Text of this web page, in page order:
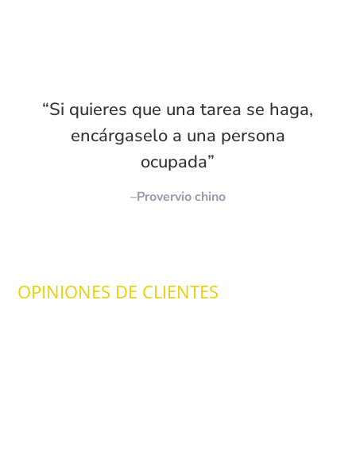
“Si quieres que una tarea se haga,
encárgaselo a una persona
ocupada”
–Provervio chino
OPINIONES DE CLIENTES